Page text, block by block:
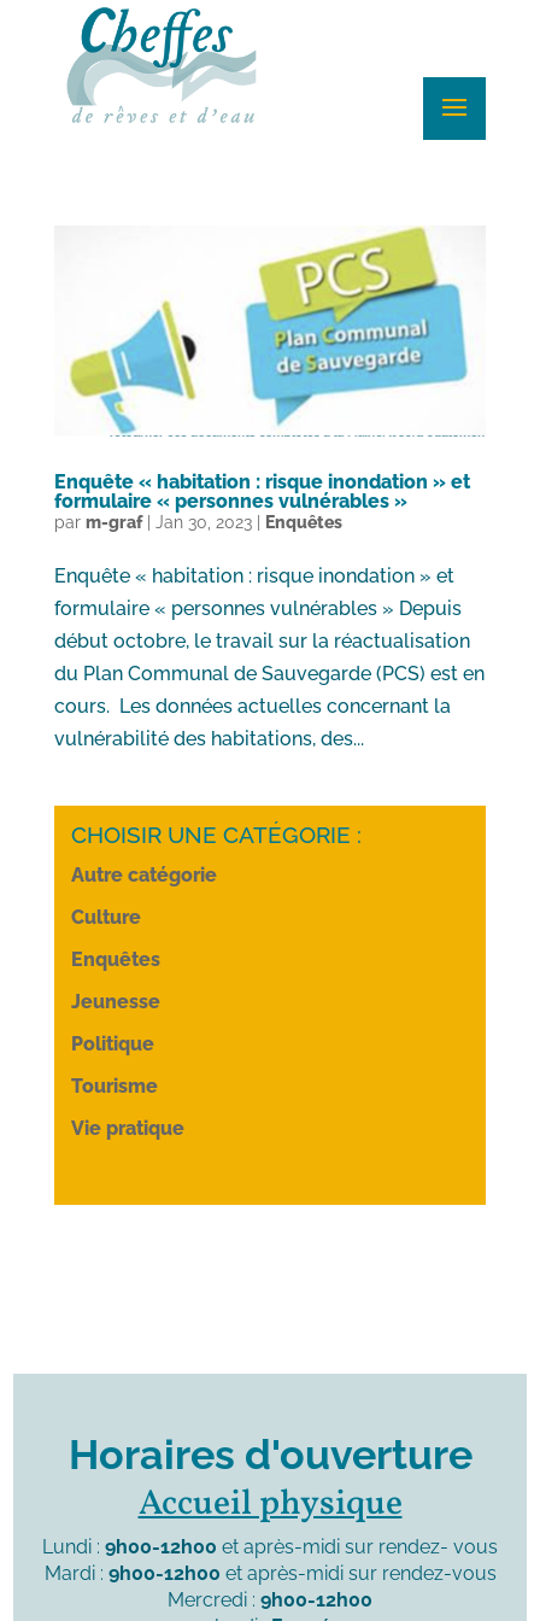
Enquête « habitation : risque inondation » et
formulaire « personnes vulnérables »
par m-graf| Jan 30, 2023| Enquêtes
Enquête « habitation : risque inondation » et
formulaire « personnes vulnérables » Depuis
début octobre, le travail sur la réactualisation
du Plan Communal de Sauvegarde (PCS) est en
cours. Les données actuelles concernant la
vulnérabilité des habitations, des...
CHOISIR UNE CATÉGORIE :
Autre catégorie
Culture
Enquêtes
Jeunesse
Politique
Tourisme
Vie pratique
Horaires d'ouverture
Accueil physique
Lundi : 9h00-12h00 et après-midi sur rendez- vous
Mardi : 9h00-12h00 et après-midi sur rendez-vous
Mercredi : 9h00-12h00